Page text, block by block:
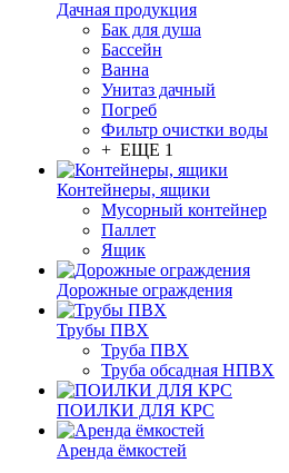
Дачная продукция
Бак для душа
Бассейн
Ванна
Унитаз дачный
Погреб
Фильтр очистки воды
+ ЕЩЕ 1
Контейнеры, ящики
Мусорный контейнер
Паллет
Ящик
Дорожные ограждения
Трубы ПВХ
Труба ПВХ
Труба обсадная НПВХ
ПОИЛКИ ДЛЯ КРС
Аренда ёмкостей